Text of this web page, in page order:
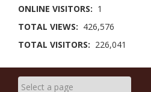
ONLINE VISITORS: 1
TOTAL VIEWS: 426,576
TOTAL VISITORS: 226,041